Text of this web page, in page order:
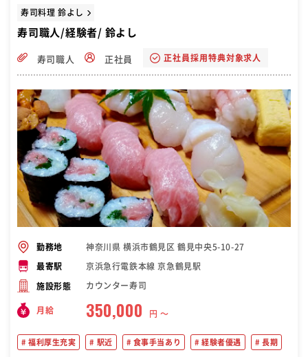
寿司料理 鈴よし
寿司職人/経験者/ 鈴よし
寿司職人 正社員 正社員採用特典対象求人
勤務地 神奈川県 横浜市鶴見区 鶴見中央5-10-27
最寄駅 京浜急行電鉄本線 京急鶴見駅
施設形態 カウンター寿司
月給 350,000 円 〜
福利厚生充実 駅近 食事手当あり 経験者優遇 長期